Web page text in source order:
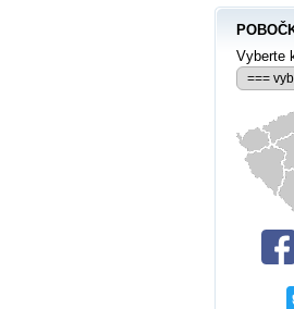
Vyberte